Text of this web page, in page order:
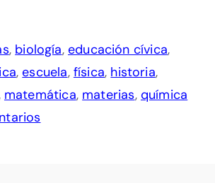
, biología, educación cívica,
,escuela, física, historia,
matemática, materias, química